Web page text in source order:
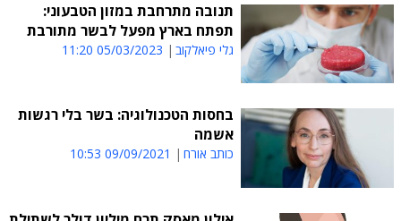
תנובה מתרחבת במזון הטבעוני:
תפתח בארץ מפעל לבשר מתורבת
גלי פיאלקוב 05/03/2023 11:20
בחסות הטכנולוגיה: בשר בלי רגשות
אשמה
כותב אורח 09/09/2021 10:53